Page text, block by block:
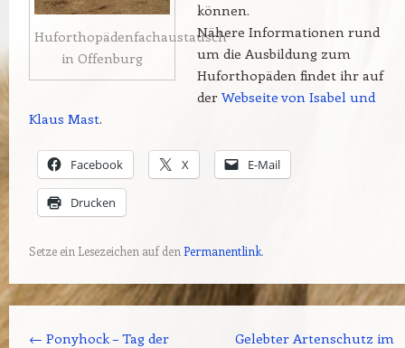
Huforthopädenfachaustausch
in Offenburg
können.
Nähere Informationen rund
um die Ausbildung zum
Huforthopäden findet ihr auf
derWebseite von Isabel und
Klaus Mast.
Facebook X E-Mail
Drucken
Setze ein Lesezeichen auf den Permanentlink.
← Ponyhock – Tag der
Gelebter Artenschutz im